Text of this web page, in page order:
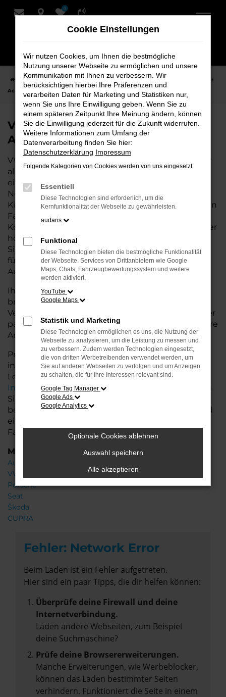
Zum
0
Startseite Achim VW VW Taigo
VW Taigo Tageszulassung für
Achim bei Schmidt + Koch
VW Taigo Tageszulassung für
Achim bei Schmidt + Koch
VW Taigo Tageszulassung ist die perfekte Wahl für
alle, die für Achim ein hochwertiges Fahrzeug zu
einem besonders attraktiven Preis suchen. Als
Neuwagen mit nur wenigen gefahrenen
Kilometern bietet er Ihnen alle Vorteile eines neuen
Fahrzeugs, jedoch zu deutlich besseren
Konditionen. Mit seiner modernen Ausstattung, der
hohen Effizienz und den fortschrittlichen
Sicherheitsfeatures ist der Taigo die ideale Lösung
für den Stadtverkehr für Achim und längere
Ausflüge ins Umland.
Ihr VW Autohaus in Achim steht Ihnen mit einer
breiten Auswahl an Tageszulassungen zur
Verfügung. Unser Team hilft Ihnen, den Taigo in der
passenden Ausstattungsvariante zu finden, der Ihre
Anforderungen und Wünsche erfüllt.
Profitieren Sie von zusätzlichen Services wie
individuellen Finanzierungs- und
Leasingangeboten, sowie der bequemen
InzahlungnahmeIhres alten Fahrzeugs. Besuchen
Sie uns und lassen Sie sich von unseren Experten
beraten. Wir bieten Ihnen eine große Auswahl und
eine persönliche Beratung, damit Sie das perfekte
Fahrzeug für Ihre Bedürfnisse finden.
Marken
Audi
VW
Porsche
Seat
Škoda
CUPRA
Fehler: Network Error
Beim Laden ist ein Fehler aufgetreten.
Hier sind ein paar Tipps, die dir helfen können:
Überprüfe deine Firewall und deine
Internetverbindung.
Laden andere Webseiten, zum Beispiel
deine Suchmaschine?
Prüfe deine Browsererweiterungen.
Manche Erweiterungen, wie Werbeblocker,
können das Laden bestimmter Seiten
verhindern. Funktioniert die Seite in einem
Cookie Einstellungen
Wir nutzen Cookies, um Ihnen die bestmögliche
Nutzung unserer Webseite zu ermöglichen und unsere
Kommunikation mit Ihnen zu verbessern. Wir
berücksichtigen hierbei Ihre Präferenzen und
verarbeiten Daten für Marketing und Statistiken nur,
wenn Sie uns Ihre Einwilligung geben. Wenn Sie zu
einem späteren Zeitpunkt Ihre Meinung ändern, können
Sie die Einwilligung jederzeit für die Zukunft widerrufen.
Weitere Informationen zum Umfang der
Datenverarbeitung finden Sie hier:
Datenschutzerklärung Impressum
Folgende Kategorien von Cookies werden von uns eingesetzt:
Essentiell
Diese Technologien sind erforderlich, um die
Kernfunktionalität der Webseite zu gewährleisten.
audaris
Funktional
Diese Technologien bieten die bestmögliche Funktionalität
der Webseite. Services von Drittanbietern wie Google
Maps, Chats, Fahrzeugbewertungssystem und weitere
werden aktiviert.
YouTube
Google Maps
Statistik und Marketing
Diese Technologien ermöglichen es uns, die Nutzung der
Webseite zu analysieren, um die Leistung zu messen und
zu verbessern. Zudem werden Technologien eingesetzt,
die von dritten Werbetreibenden verwendet werden, um
Sie auf anderen Webseiten zu verfolgen und um Anzeigen
zu schalten, die für Ihre Interessen relevant sind.
Google Tag Manager
Google Ads
Google Analytics
Optionale Cookies ablehnen
Auswahl speichern
Alle akzeptieren